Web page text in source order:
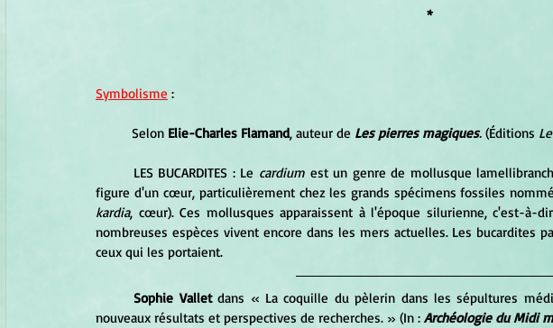
*
Symbolisme :
Selon Elie-Charles Flamand, auteur de Les pierres magiques. (Éditions
	LES BUCARDITES : Le
cardium est un genre de mollusque
kardia, cœur). Ces mollusques apparaissent à l'époque silurienne, c'est-à-
nombreuses espèces vivent encore dans les mers actuelles. Les bucardites
ceux qui les portaient.
Sophie Vallet dans « La coquille du pèlerin dans les sépultures
nouveaux résultats et perspectives de recherches. » (In : Archéologie du Midi